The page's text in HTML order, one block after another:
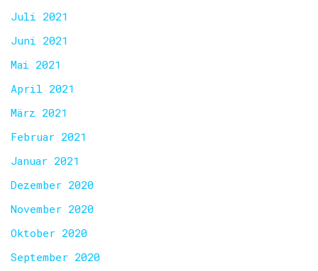
Juli 2021
Juni 2021
Mai 2021
April 2021
März 2021
Februar 2021
Januar 2021
Dezember 2020
November 2020
Oktober 2020
September 2020